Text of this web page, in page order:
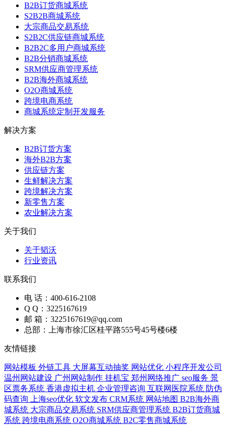
B2B订货商城系统
S2B2B商城系统
大宗商品交易系统
S2B2C供应链商城系统
B2B2C多用户商城系统
B2B分销商城系统
SRM供应商管理系统
B2B海外商城系统
O2O商城系统
跨境电商系统
商城系统定制开发服务
解决方案
B2B订货方案
海外B2B方案
供应链方案
生鲜解决方案
跨境解决方案
新零售方案
农业解决方案
关于我们
关于韬沃
行业资讯
联系我们
电 话：400-616-2108
Q Q：3225167619
邮 箱：3225167619@qq.com
总部：上海市徐汇区桂平路555号45号楼6楼
友情链接
网站模板 外链工具 大屏幕互动抽奖 网站优化 小程序开发公司
温州网站建设 广州网站制作 挂机宝 郑州网络推广 seo服务 景
区票务系统 香港虚拟主机 企业管理咨询 互联网医院系统 防伪
码查询
上海seo优化 软文发布 CRM系统 网站地图 B2B海外商
城系统 大宗商品交易系统 SRM供应商管理系统 B2B订货商城
系统 跨境电商系统 O2O商城系统 B2C零售商城系统